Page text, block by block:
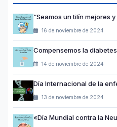
“Seamos un tilín mejores
16 de noviembre de 2024
Compensemos la
14 de noviembre de 2024
Día Internacional de la
13 de noviembre de 2024
«Día Mundial contra la